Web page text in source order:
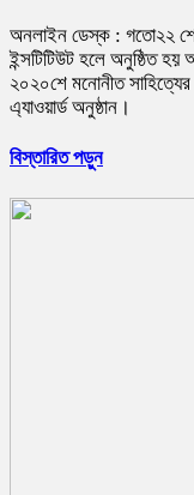
অনলাইন ডেস্ক : গতো২২ শে
ইন্সটিটিউট হলে অনুষ্ঠিত
২০২০শে মনোনীত সাহিত্যের
এ্যাওয়ার্ড অনুষ্ঠান।
বিস্তারিত পড়ুন